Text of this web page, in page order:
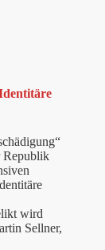
Republik
wird
Sellner,